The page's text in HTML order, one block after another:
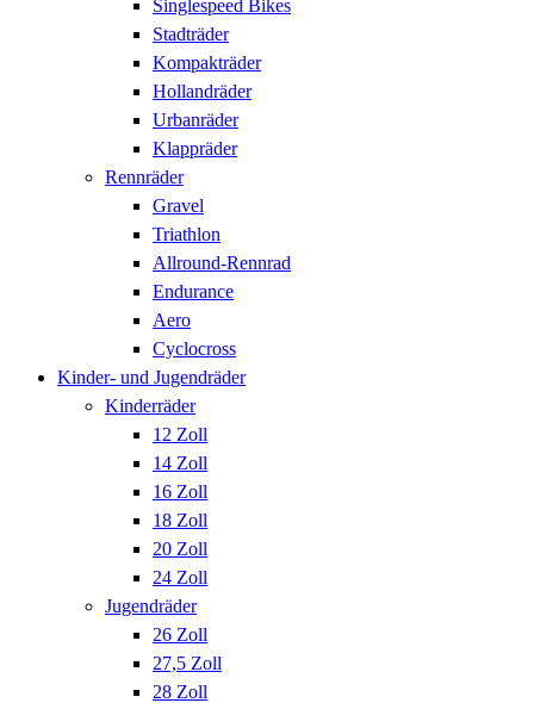
Singlespeed Bikes
Stadträder
Kompakträder
Hollandräder
Urbanräder
Klappräder
Rennräder
Gravel
Triathlon
Allround-Rennrad
Endurance
Aero
Cyclocross
Kinder- und Jugendräder
Kinderräder
12 Zoll
14 Zoll
16 Zoll
18 Zoll
20 Zoll
24 Zoll
Jugendräder
26 Zoll
27,5 Zoll
28 Zoll